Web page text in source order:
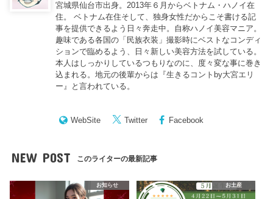
宮城県仙台市出身。2013年６月からベトナム・ハノイ在
住。 ベトナム在住そして、独身女性だからこそ書ける記
事を提供できるよう日々奔走中。自称ハノイ美容マニア。
趣味である各国の「民族衣装」撮影時にベストなコンディ
ションで臨めるよう、日々新しい美容方法を試している。
本人はしっかりしているつもりなのに、度々変な事に巻き
込まれる。地元の後輩からは『生きるコントby大宮エリ
ー』と言われている。
WebSite Twitter Facebook
NEW POST このライターの最新記事
お知らせ お土産